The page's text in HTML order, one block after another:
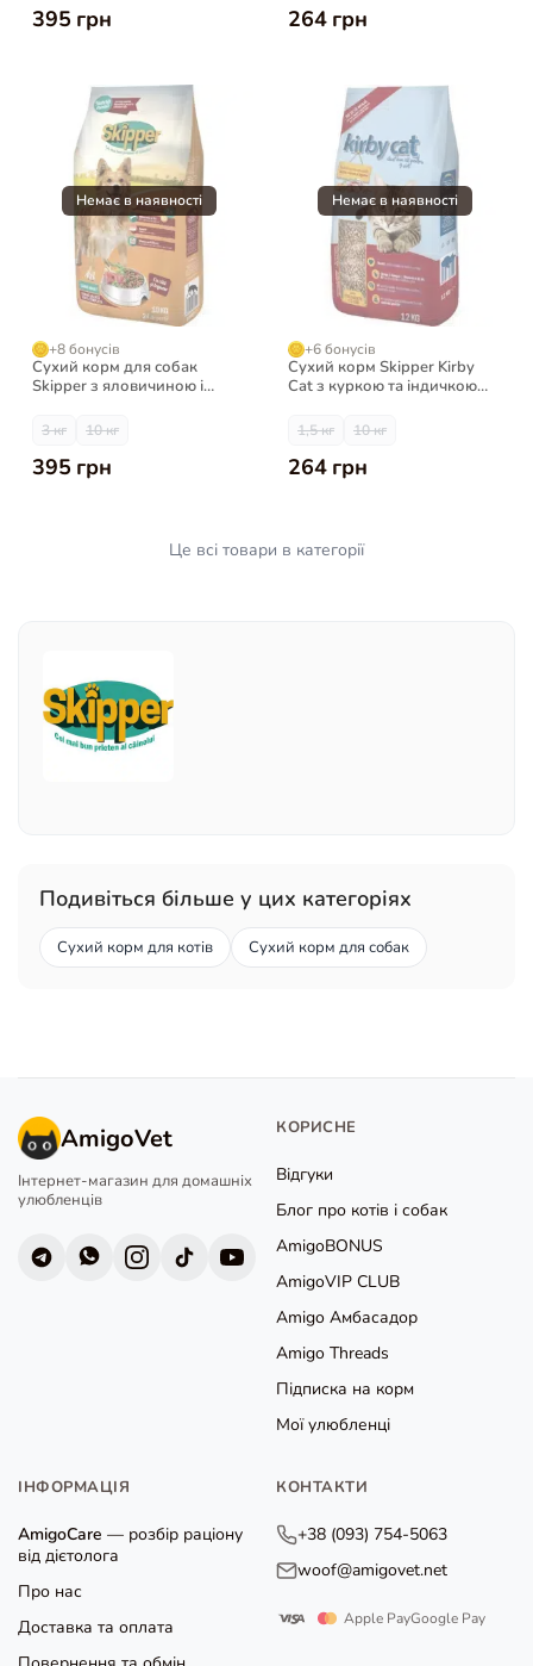
395 грн 264 грн
+8 бонусів
Сухий корм для собак
Skipper з яловичиною і
3 кг 10 кг
395 грн
+6 бонусів
Сухий корм Skipper Kirby
Cat з куркою та індичкою
1,5 кг 10 кг
264 грн
Це всі товари в категорії
Подивіться більше у цих категоріях
Сухий корм для котів Сухий корм для собак
AmigoVet
Інтернет-магазин для домашніх
улюбленців
КОРИСНЕ
Відгуки
Блог про котів і собак
AmigoBONUS
AmigoVIP CLUB
Amigo Амбасадор
Amigo Threads
Підписка на корм
Мої улюбленці
ІНФОРМАЦІЯ
AmigoCare — розбір раціону
від дієтолога
Про нас
Доставка та оплата
КОНТАКТИ
+38 (093) 754-5063
woof@amigovet.net
Apple PayGoogle Pay